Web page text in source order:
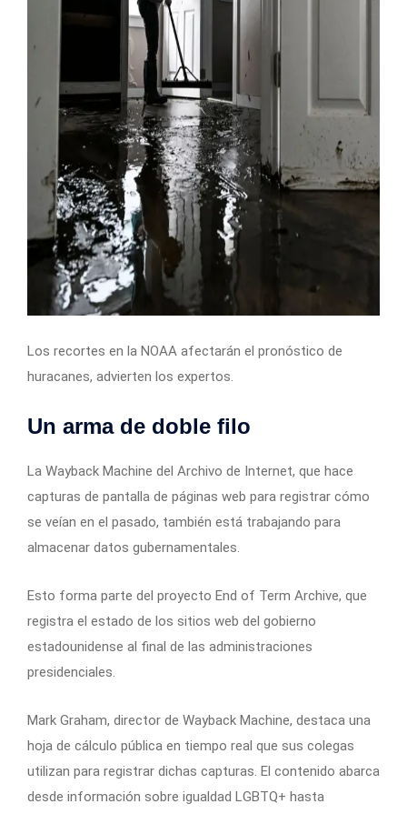
Los recortes en la NOAA afectarán el pronóstico de
huracanes, advierten los expertos.
Un arma de doble filo
La Wayback Machine del Archivo de Internet, que hace
capturas de pantalla de páginas web para registrar cómo
se veían en el pasado, también está trabajando para
almacenar datos gubernamentales.
Esto forma parte del proyecto End of Term Archive, que
registra el estado de los sitios web del gobierno
estadounidense al final de las administraciones
presidenciales.
Mark Graham, director de Wayback Machine, destaca una
hoja de cálculo pública en tiempo real que sus colegas
utilizan para registrar dichas capturas. El contenido abarca
desde información sobre igualdad LGBTQ+ hasta